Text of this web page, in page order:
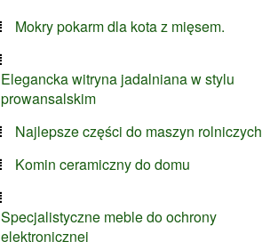
Mokry pokarm dla kota z mięsem.
Elegancka witryna jadalniana w stylu
prowansalskim
Najlepsze części do maszyn rolniczych
Komin ceramiczny do domu
Specjalistyczne meble do ochrony
elektronicznej